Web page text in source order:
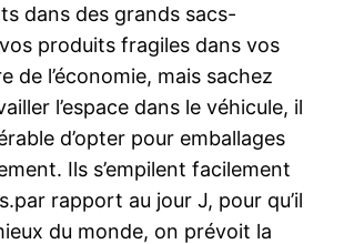
dans des grands sacs-
produits fragiles dans vos
de l’économie, mais sachez
l’espace dans le véhicule, il
d’opter pour emballages
Ils s’empilent facilement
rapport au jour J, pour qu’il
du monde, on prévoit la